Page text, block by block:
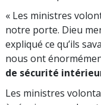
« Les ministres
notre porte. Dieu
expliqué ce qu’ils
nous ont
de sécurité
Les ministres